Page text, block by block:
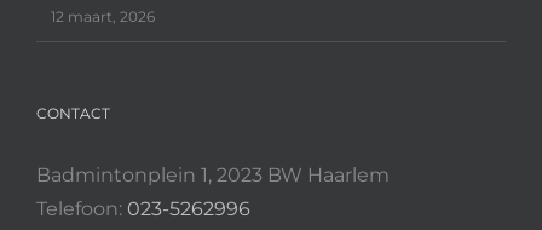
12 maart, 2026
CONTACT
Badmintonplein 1, 2023 BW Haarlem
Telefoon: 023-5262996